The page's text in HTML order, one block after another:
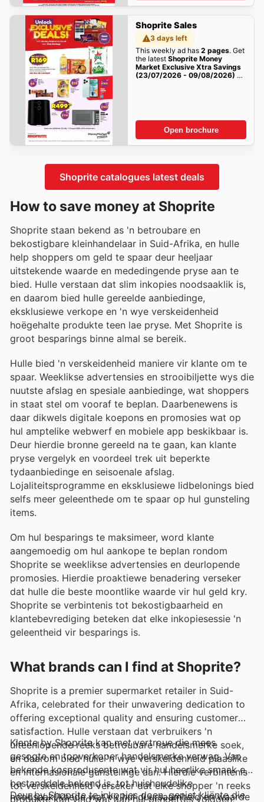
Shoprite Sales
3 days left
This weekly ad has 2 pages. Get
the latest Shoprite Money
Market Exclusive Xtra Savings
(23/07/2026 - 09/08/2026) →
Open brochure
Shoprite catalogues latest deals
How to save money at Shoprite
Shoprite staan ​​bekend as 'n betroubare en
bekostigbare kleinhandelaar in Suid-Afrika, en hulle
help shoppers om geld te spaar deur heeljaar
uitstekende waarde en mededingende pryse aan te
bied. Hulle verstaan ​​dat slim inkopies noodsaaklik is,
en daarom bied hulle gereelde aanbiedinge,
eksklusiewe verkope en 'n wye verskeidenheid
hoëgehalte produkte teen lae pryse. Met Shoprite is
groot besparings binne almal se bereik.
Hulle bied 'n verskeidenheid maniere vir klante om te
spaar. Weeklikse advertensies en strooibiljette wys die
nuutste afslag en spesiale aanbiedinge, wat shoppers
in staat stel om vooraf te beplan. Daarbenewens is
daar dikwels digitale koepons en promosies wat op
hul amptelike webwerf en mobiele app beskikbaar is.
Deur hierdie bronne gereeld na te gaan, kan klante
pryse vergelyk en voordeel trek uit beperkte
tydaanbiedinge en seisoenale afslag.
Lojaliteitsprogramme en eksklusiewe lidbelonings bied
selfs meer geleenthede om te spaar op hul gunsteling
items.
Om hul besparings te maksimeer, word klante
aangemoedig om hul aankope te beplan rondom
Shoprite se weeklikse advertensies en deurlopende
promosies. Hierdie proaktiewe benadering verseker
dat hulle die beste moontlike waarde vir hul geld kry.
Shoprite se verbintenis tot bekostigbaarheid en
klantebevrediging beteken dat elke inkopiesessie 'n
geleentheid vir besparings is.
What brands can I find at Shoprite?
Shoprite is a premier supermarket retailer in Suid-
Afrika, celebrated for their unwavering dedication to
offering exceptional quality and ensuring customer
satisfaction. Hulle verstaan dat verbruikers 'n
uiteenlopende reeks betroubare handelsmerke soek,
en daarom bied hulle 'n wye verskeidenheid plaaslike
en internasionale gunstelinge aan. Hierdie verbintenis
tot verskeidenheid verseker dat elke shopper 'n reeks
produkte kan vind wat aan hul behoeftes voldoen,
Klante by Shoprite kan met vertroue die mees
gesogte en topverkoper handelsmerke verwag. Van
bekende kosprodusente wat vir hul heerlike smaak en
bestanddele bekend is, tot huishoudelike
noodsaaklikhede wat vir hul duursaamheid en waarde
Deur by Shoprite te inkopies doen, geniet kliënte die